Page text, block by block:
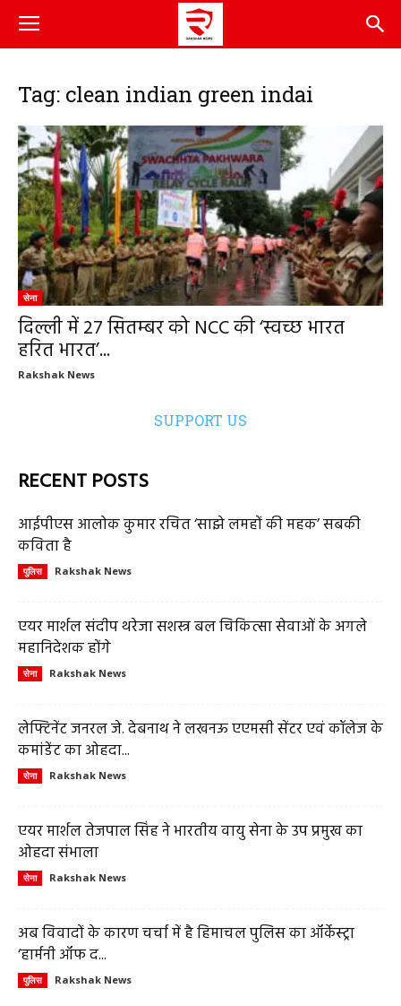
Tag: clean indian green indai
सेना
दिल्ली में 27 सितम्बर को NCC की ‘स्वच्छ भारत
हरित भारत’...
Rakshak News
SUPPORT US
RECENT POSTS
आईपीएस आलोक कुमार रचित ‘साझे लमहों की महक’ सबकी
कविता है
पुलिस Rakshak News
एयर मार्शल संदीप थरेजा सशस्त्र बल चिकित्सा सेवाओं के अगले
महानिदेशक होंगे
सेना Rakshak News
लेफ्टिनेंट जनरल जे. देबनाथ ने लखनऊ एएमसी सेंटर एवं कॉलेज के
कमांडेंट का ओहदा...
सेना Rakshak News
एयर मार्शल तेजपाल सिंह ने भारतीय वायु सेना के उप प्रमुख का
ओहदा संभाला
सेना Rakshak News
अब विवादों के कारण चर्चा में है हिमाचल पुलिस का ऑर्केस्ट्रा
‘हार्मनी ऑफ द...
पुलिस Rakshak News